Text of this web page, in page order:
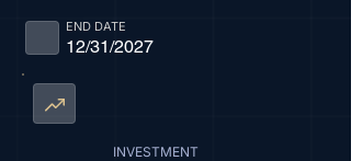
12/31/2027
END DATE
INVESTMENT